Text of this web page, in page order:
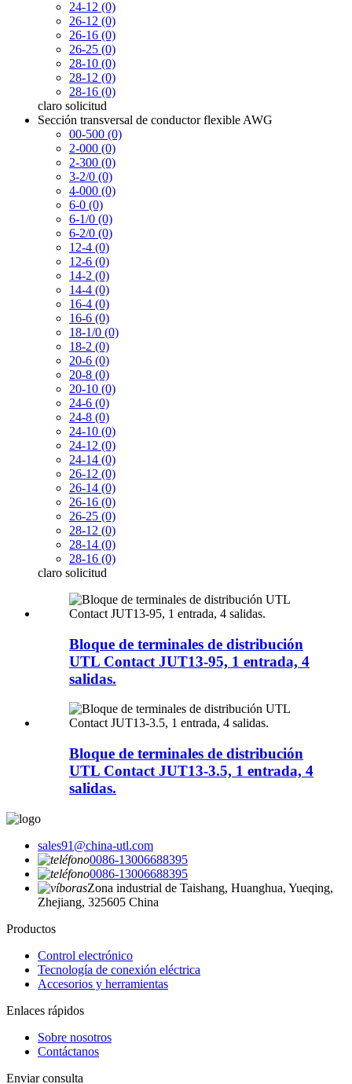
24-12 (0)
26-12 (0)
26-16 (0)
26-25 (0)
28-10 (0)
28-12 (0)
28-16 (0)
claro solicitud
Sección transversal de conductor flexible AWG
00-500 (0)
2-000 (0)
2-300 (0)
3-2/0 (0)
4-000 (0)
6-0 (0)
6-1/0 (0)
6-2/0 (0)
12-4 (0)
12-6 (0)
14-2 (0)
14-4 (0)
16-4 (0)
16-6 (0)
18-1/0 (0)
18-2 (0)
20-6 (0)
20-8 (0)
20-10 (0)
24-6 (0)
24-8 (0)
24-10 (0)
24-12 (0)
24-14 (0)
26-12 (0)
26-14 (0)
26-16 (0)
26-25 (0)
28-12 (0)
28-14 (0)
28-16 (0)
claro solicitud
Bloque de terminales de distribución
UTL Contact JUT13-95, 1 entrada, 4
salidas.
Bloque de terminales de distribución
UTL Contact JUT13-3.5, 1 entrada, 4
salidas.
sales91@china-utl.com
0086-13006688395
0086-13006688395
Zona industrial de Taishang, Huanghua, Yueqing,
Zhejiang, 325605 China
Productos
Control electrónico
Tecnología de conexión eléctrica
Accesorios y herramientas
Enlaces rápidos
Sobre nosotros
Contáctanos
Enviar consulta